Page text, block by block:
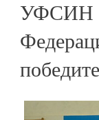
УФСИН